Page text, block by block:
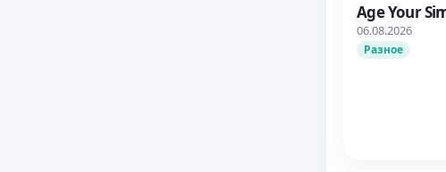
Age Your
06.08.2026
Разное